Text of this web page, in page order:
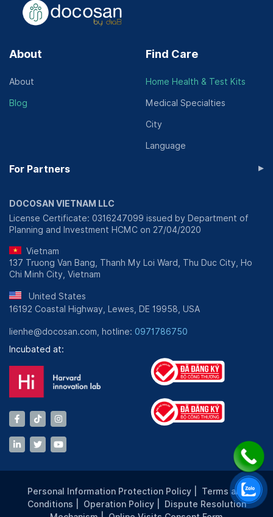
About
About
Blog
Find Care
Home Health & Test Kits
Medical Specialties
City
Language
For Partners ▸
DOCOSAN VIETNAM LLC
License Certificate: 0316247099 issued by Department of
Planning and Investment HCMC on 27/04/2020
Vietnam
137 Truong Van Bang, Thanh My Loi Ward, Thu Duc City, Ho
Chi Minh City, Vietnam
United States
16192 Coastal Highway, Lewes, DE 19958, USA
lienhe@docosan.com, hotline: 0971786750
Incubated at:
Personal Information Protection Policy
Terms and
Conditions
Operation Policy
Dispute Resolution